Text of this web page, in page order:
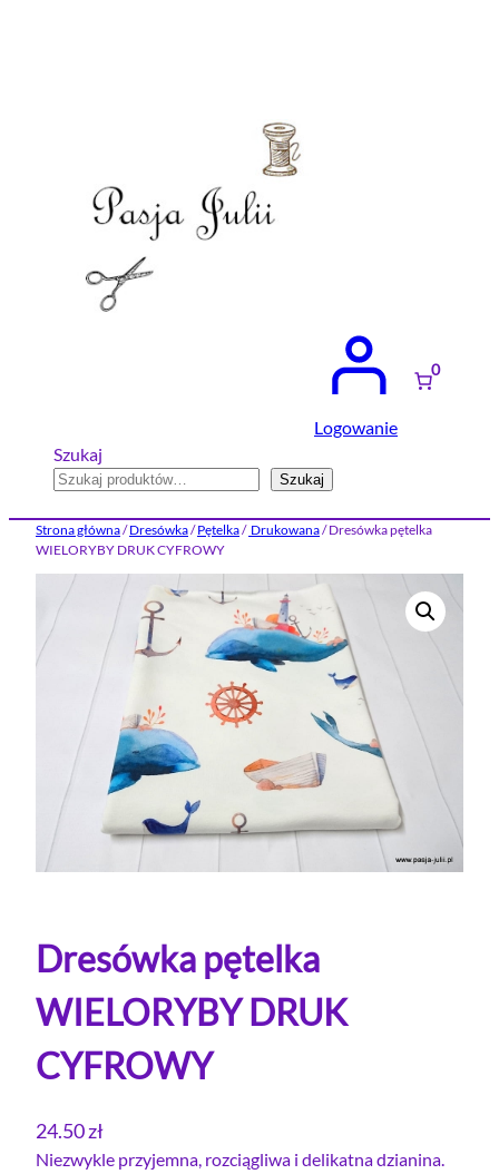
Logowanie
0
Szukaj
Szukaj
Strona główna/Dresówka/Pętelka/ Drukowana/ Dresówka pętelka
WIELORYBY DRUK CYFROWY
Dresówka pętelka
WIELORYBY DRUK
CYFROWY
24.50zł
Niezwykle przyjemna, rozciągliwa i delikatna dzianina.